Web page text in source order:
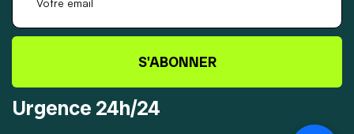
S'ABONNER
Urgence 24h/24